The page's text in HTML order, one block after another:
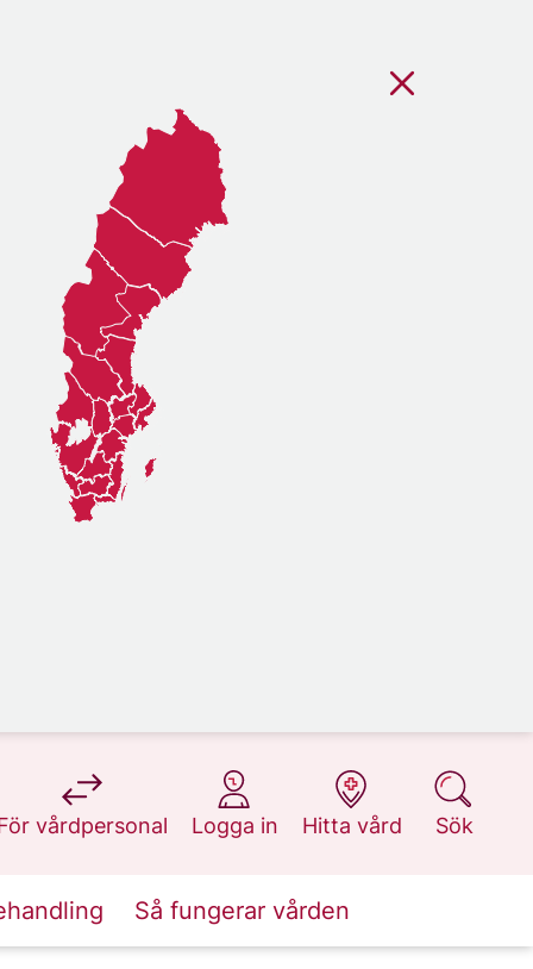
vårdpersonal
på 1177.se
Logga in
på 1177.se
Hitta vård
på 1177.se
Sök
på 1177.se
Så fungerar vården